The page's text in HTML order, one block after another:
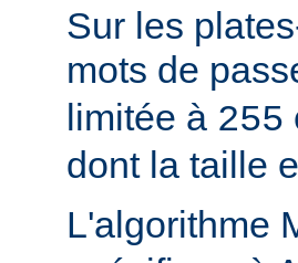
Sur les
mots de
limitée à 255
dont la taille
L'algorithme